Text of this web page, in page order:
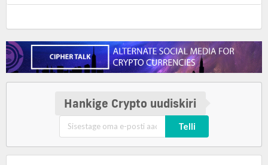
Hankige Crypto uudiskiri
Telli